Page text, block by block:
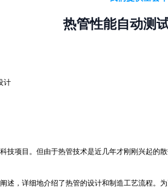
热管性能自动测
计
技项目。但由于热管技术是近几年才刚刚兴起的
述，详细地介绍了热管的设计和制造工艺流程。